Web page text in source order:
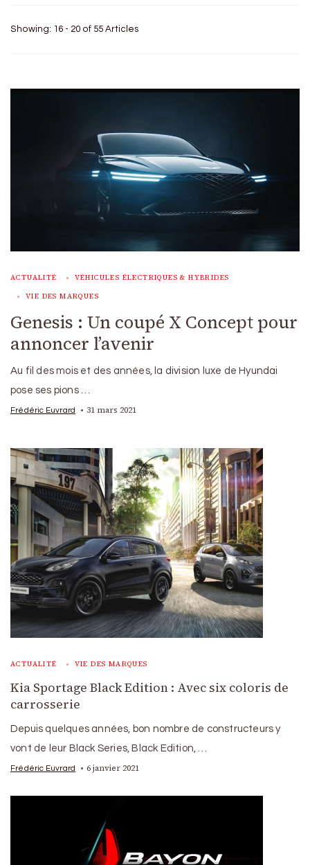
Showing: 16 - 20 of 55 Articles
ACTUALITÉ VÉHICULES ÉLECTRIQUES & HYBRIDES
VIE DES MARQUES
Genesis : Un coupé X Concept pour
annoncer l’avenir
Au fil des mois et des années, la division luxe de Hyundai
pose ses pions …
Frédéric Euvrard 31 mars 2021
ACTUALITÉ VIE DES MARQUES
Kia Sportage Black Edition : Avec six coloris de
carrosserie
Depuis quelques années, bon nombre de constructeurs y
vont de leur Black Series, Black Edition, …
Frédéric Euvrard 6 janvier 2021